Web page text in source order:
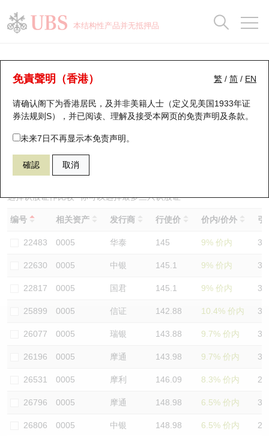
本结构性产品并无抵押品
繁 / 简 / EN
免責聲明（香港）
请确认阁下为香港居民，及并非美籍人士（定义见美国1933年证
券法规则S），并已阅读、理解及接受本网页的免责声明及条款。
未来7日不再显示本免责声明。
確認 取消
认股证分析仪
表现 街货统计 比较
26524 瑞银认购 0005 汇丰控股
选择认股证作比较*你可以选择最多三只认股证
编号 相关资产 发行商 行使价 价内/价外 引
22483 0005 华泰 145 9% 价内
22630 0005 中银 145.1 9% 价内
22817 0005 国君 145.1 9% 价内
25899 0005 信证 142.88 10.4% 价内
26077 0005 瑞银 143.88 9.7% 价内
26196 0005 摩通 143.98 9.7% 价内
26531 0005 摩利 146.09 8.3% 价内
26796 0005 摩通 148.98 6.5% 价内
26806 0005 中银 148.98 6.5% 价内
瑞银认股证一览
新发行瑞银认股证
即将到期认股证
认股证到期结算价查找
认股证分析仪
认股证速算机
认股证/牛熊证日志
认股证文件及公告
街货统计
比较
牛熊全景快搜
牛熊证搜寻
牛熊证街货分布图
正股牛熊证列表
新发行瑞银牛熊证
已收回牛熊证剩余价值
牛熊证到期结算价查找
牛熊证分析仪
牛熊证文件及公告
牛熊证文件及公告 (瑞信)
街货统计
比较
十大升幅/跌幅
十大认股证成交分布
十天股证占大市成交
资金流
街货统计
三十大平均引伸波幅
正股分析仪
二十大活跃股份
恒指成份股
国指成份股
科指成份股
相关资产沽空
中资ETFs溢价比较
AH 股价对照
ADR
收市竞价变化
持股比重
显示所有持股比重
每月轮证大市专题
轮证专栏
讲座及教育短片
认股证投资者教育
牛熊证投资者教育
认股证牛熊证常问问题